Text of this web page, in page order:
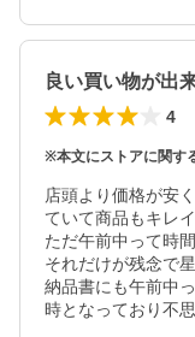
良い買い物が出
4
※本文にストアに関す
店頭より価格が安
ていて商品もキレイ
ただ午前中って時
それだけが残念で
納品書にも午前中
時となっており不